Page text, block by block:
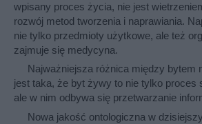
wpisany proces życia, nie jest
rozwój metod tworzenia i naprawiania.
nie tylko przedmioty użytkowe, ale też
zajmuje się medycyna.
Najważniejsza różnica między bytem
jest taka, że byt żywy to nie tylko proces
ale w nim odbywa się przetwarzanie
Nowa jakość ontologiczna w